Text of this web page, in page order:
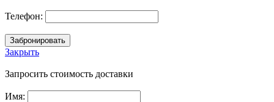
Телефон:
Закрыть
Запросить стоимость доставки
Имя: